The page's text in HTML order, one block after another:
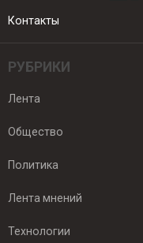
Контакты
РУБРИКИ
Лента
Общество
Политика
Лента мнений
Технологии